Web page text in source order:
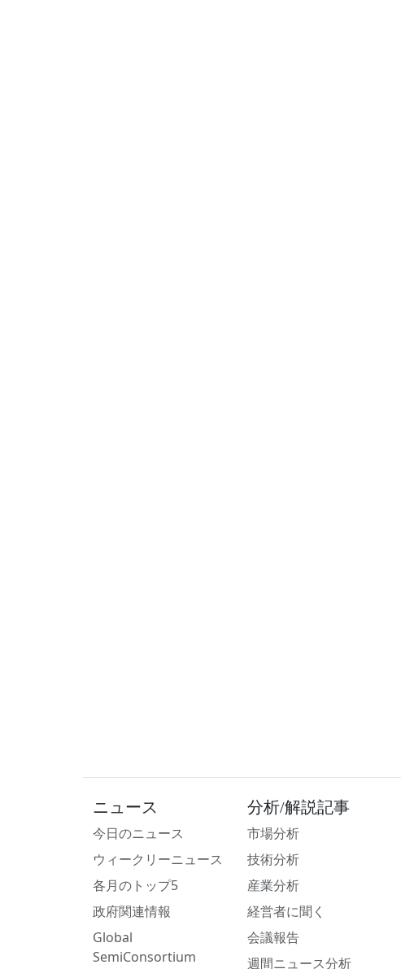
ニュース
今日のニュース
ウィークリーニュース
各月のトップ5
政府関連情報
Global
SemiConsortium
分析/解説記事
市場分析
技術分析
産業分析
経営者に聞く
会議報告
週間ニュース分析